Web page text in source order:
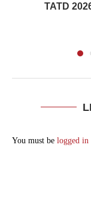
TATD
You must be logged in